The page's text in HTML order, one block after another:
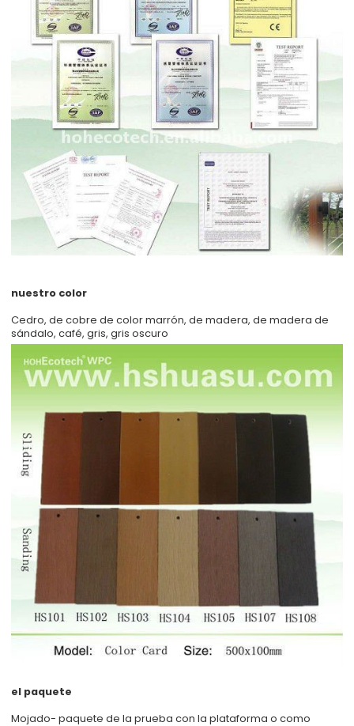
nuestro color
Cedro, de cobre de color marrón, de madera, de madera de
sándalo, café, gris, gris oscuro
el paquete
Mojado- paquete de la prueba con la plataforma o como